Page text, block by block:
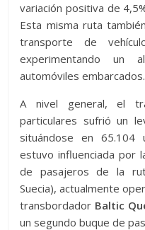
variación positiva de
Esta misma ruta
transporte de
experimentando un
automóviles embarcados.
A nivel general, el
particulares sufrió un
situándose en 65.104
estuvo influenciada por
de pasajeros de la
Suecia), actualmente
transbordador Baltic
un segundo buque de